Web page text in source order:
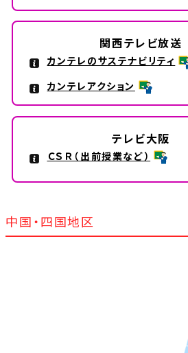
関西テレビ放送
カンテレのサステナビリティ
カンテレアクション
テレビ大阪
ＣＳＲ（出前授業など）
中国・四国地区